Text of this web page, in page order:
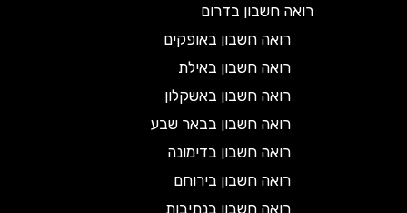
רואה חשבון בדרום
רואה חשבון באופקים
רואה חשבון באילת
רואה חשבון באשקלון
רואה חשבון בבאר שבע
רואה חשבון בדימונה
רואה חשבון בירוחם
רואה חשבון בנתיבות